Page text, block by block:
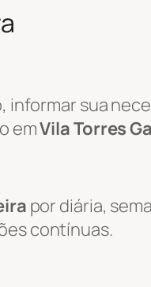
informar sua
emVila Torres
por diária,
contínuas.